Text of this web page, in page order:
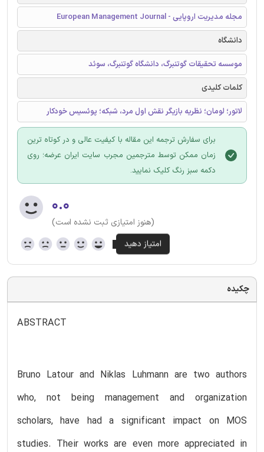
مجله مدیریت اروپایی - European Management Journal
دانشگاه
موسسه تحقیقات گوتنبرگ، دانشگاه گوتنبرگ، سوئد
کلمات کلیدی
لاتور؛ لومان؛ نظریه بازیگر نقش اول مرد، شبکه؛ پوئسیس خودکار
برای سفارش ترجمه این مقاله با کیفیت عالی و در کوتاه ترین
زمان ممکن توسط مترجمین مجرب سایت ایران عرضه؛ روی
دکمه سبز رنگ کلیک نمایید.
۰.۰
(هنوز امتیازی ثبت نشده است)
چکیده
ABSTRACT
Bruno Latour and Niklas Luhmann are two authors
who, not being management and organization
scholars, have had a significant impact on MOS
studies. Their works are even more appreciated in